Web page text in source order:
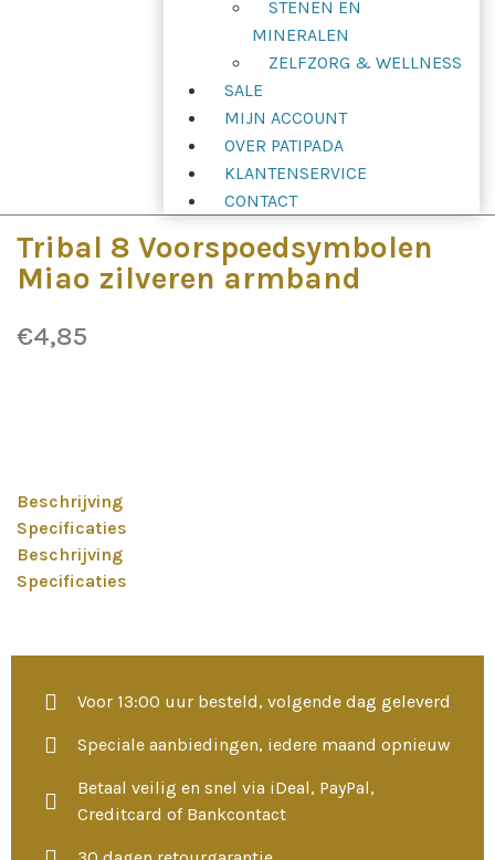
STENEN EN
MINERALEN
ZELFZORG & WELLNESS
SALE
MIJN ACCOUNT
OVER PATIPADA
KLANTENSERVICE
CONTACT
Tribal 8 Voorspoedsymbolen
Miao zilveren armband
€4,85
Beschrijving
Specificaties
Beschrijving
Specificaties
Voor 13:00 uur besteld, volgende dag geleverd
Speciale aanbiedingen, iedere maand opnieuw
Betaal veilig en snel via iDeal, PayPal,
Creditcard of Bankcontact